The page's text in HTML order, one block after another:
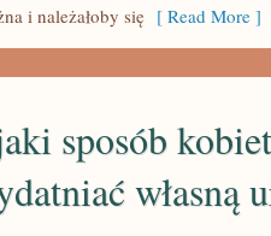
i należałoby się [ Read More ]
sposób
własną